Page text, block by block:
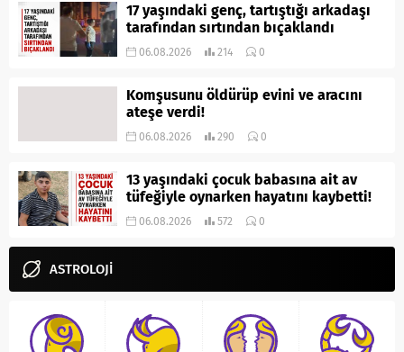
17 yaşındaki genç, tartıştığı arkadaşı
tarafından sırtından bıçaklandı
06.08.2026 214 0
Komşusunu öldürüp evini ve aracını
ateşe verdi!
06.08.2026 290 0
13 yaşındaki çocuk babasına ait av
tüfeğiyle oynarken hayatını kaybetti!
06.08.2026 572 0
ASTROLOJİ